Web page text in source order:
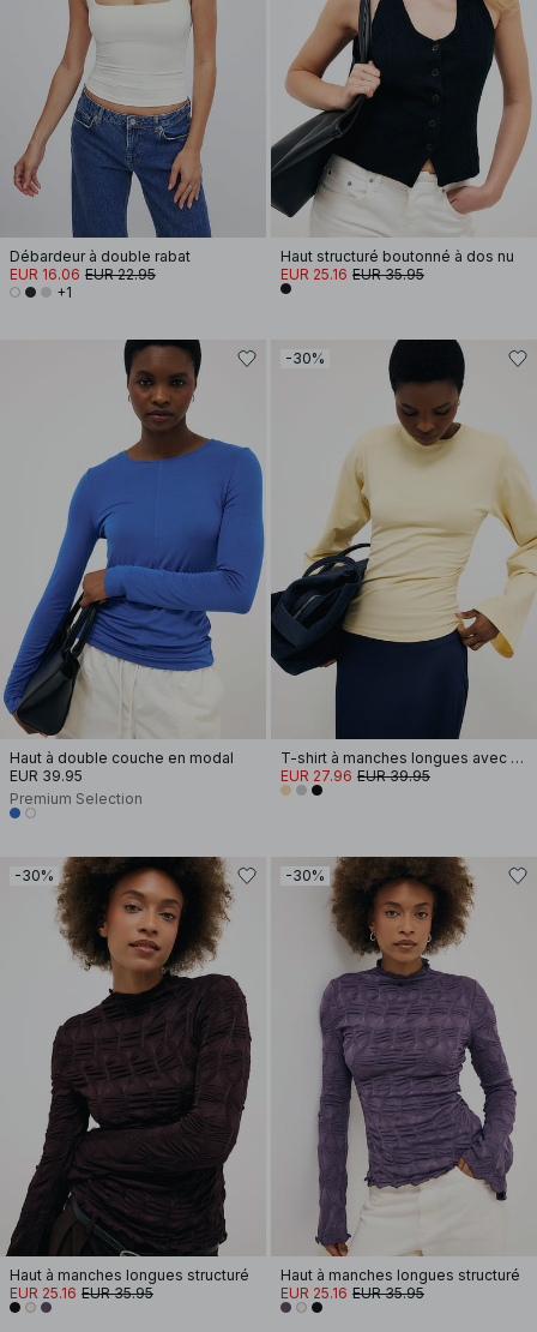
Débardeur à double rabat
EUR 16.06 EUR 22.95
+1
Haut structuré boutonné à dos nu
EUR 25.16 EUR 35.95
Haut à double couche en modal
EUR 39.95
Premium Selection
-30%
T-shirt à manches longues avec épaulettes en coton doux
EUR 27.96 EUR 39.95
-30%
Haut à manches longues structuré
EUR 25.16 EUR 35.95
-30%
Haut à manches longues structuré
EUR 25.16 EUR 35.95